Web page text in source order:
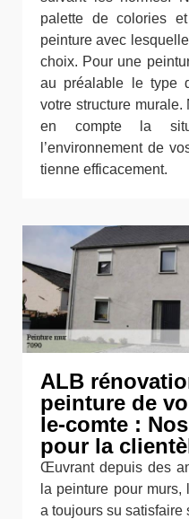
palette de colories
peinture avec
choix. Pour une
au préalable le type
votre structure
en compte la
l’environnement de
tienne efficacement.
ALB
peinture de
le-comte :
pour la
Œuvrant depuis des
la peinture pour murs,
a toujours su satisfaire